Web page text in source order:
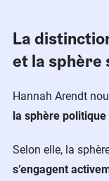
La
et la sphère
Hannah Arendt
la sphère
Selon elle, la
s’engagent